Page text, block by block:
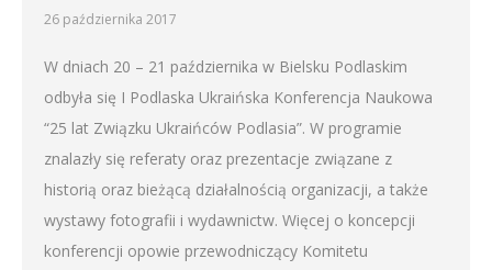
26 października 2017
W dniach 20 – 21 października w Bielsku Podlaskim
odbyła się I Podlaska Ukraińska Konferencja Naukowa
“25 lat Związku Ukraińców Podlasia”. W programie
znalazły się referaty oraz prezentacje związane z
historią oraz bieżącą działalnością organizacji, a także
wystawy fotografii i wydawnictw. Więcej o koncepcji
konferencji opowie przewodniczący Komitetu